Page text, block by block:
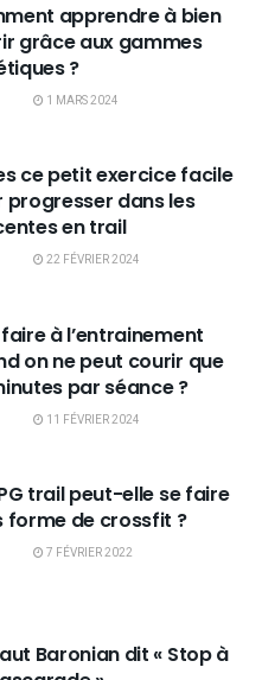
apprendre à bien
grâce aux gammes
?
1 MARS 2024
ce petit exercice facile
progresser dans les
en trail
22 FÉVRIER 2024
à l’entrainement
on ne peut courir que
par séance ?
11 FÉVRIER 2024
trail peut-elle se faire
forme de crossfit ?
7 FÉVRIER 2022
Baronian dit « Stop à